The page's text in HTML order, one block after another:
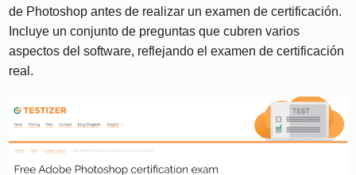
de Photoshop antes de realizar un examen de certificación.
Incluye un conjunto de preguntas que cubren varios
aspectos del software, reflejando el examen de certificación
real.